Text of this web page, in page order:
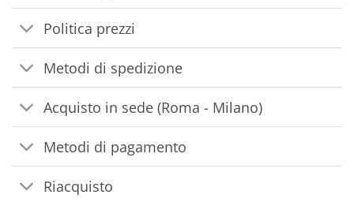
Politica prezzi
Metodi di spedizione
Acquisto in sede (Roma - Milano)
Metodi di pagamento
Riacquisto